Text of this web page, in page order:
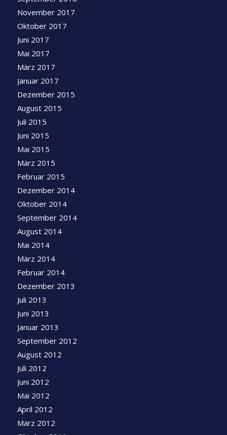
November 2017
Oktober 2017
Juni 2017
Mai 2017
März 2017
Januar 2017
Dezember 2015
August 2015
Juli 2015
Juni 2015
Mai 2015
März 2015
Februar 2015
Dezember 2014
Oktober 2014
September 2014
August 2014
Mai 2014
März 2014
Februar 2014
Dezember 2013
Juli 2013
Juni 2013
Januar 2013
September 2012
August 2012
Juli 2012
Juni 2012
Mai 2012
April 2012
März 2012